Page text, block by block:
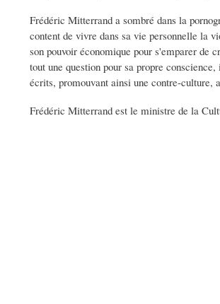
Frédéric Mitterrand a sombré dans la
content de vivre dans sa vie personnelle la
son pouvoir économique pour s'emparer de
tout une question pour sa propre
écrits, promouvant ainsi une contre-culture,
Frédéric Mitterrand est le ministre de la